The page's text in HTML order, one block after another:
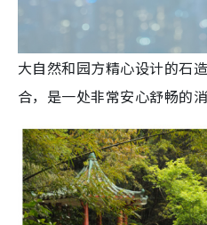
大自然和园方精心设计的石
合，是一处非常安心舒畅的消